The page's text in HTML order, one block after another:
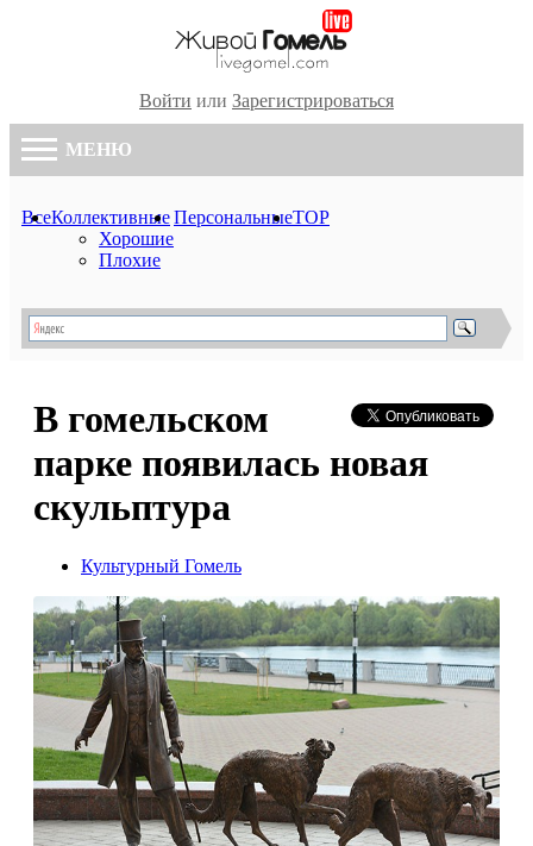
Войти или Зарегистрироваться
МЕНЮ
ВсеКоллективные
Хорошие
Плохие
ПерсональныеTOP
В гомельском
парке появилась новая
скульптура
Культурный Гомель